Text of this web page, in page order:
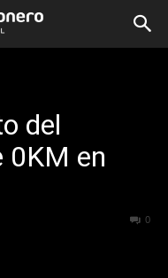
del
0KM en
0